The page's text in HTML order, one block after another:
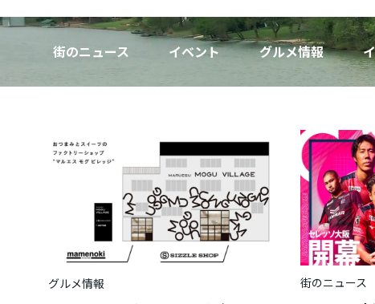
街のニュース イベント グルメ情報
グルメ情報 街のニュース